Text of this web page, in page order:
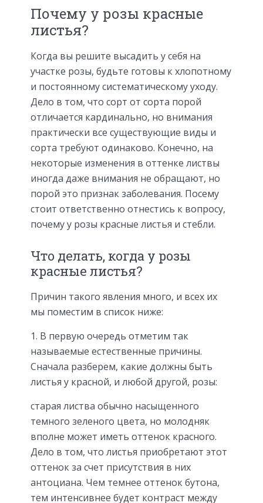
Почему у розы красные
листья?
Когда вы решите высадить у себя на
участке розы, будьте готовы к хлопотному
и постоянному систематическому уходу.
Дело в том, что сорт от сорта порой
отличается кардинально, но внимания
практически все существующие виды и
сорта требуют одинаково. Конечно, на
некоторые изменения в оттенке листвы
иногда даже внимания не обращают, но
порой это признак заболевания. Посему
стоит ответственно отнестись к вопросу,
почему у розы красные листья и стебли.
Что делать, когда у розы
красные листья?
Причин такого явления много, и всех их
мы поместим в список ниже:
В первую очередь отметим так
называемые естественные причины.
Сначала разберем, какие должны быть
листья у красной, и любой другой, розы:
старая листва обычно насыщенного
темного зеленого цвета, но молодняк
вполне может иметь оттенок красного.
Дело в том, что листья приобретают этот
оттенок за счет присутствия в них
антоциана. Чем темнее оттенок бутона,
тем интенсивнее будет контраст между